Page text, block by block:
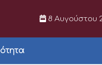
8 Αυγούστου